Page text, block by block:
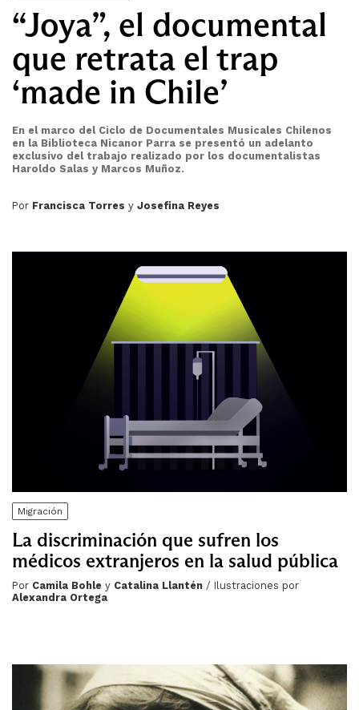
“Joya”, el documental
que retrata el trap
‘made in Chile’
En el marco del Ciclo de Documentales Musicales Chilenos
en la Biblioteca Nicanor Parra se presentó un adelanto
exclusivo del trabajo realizado por los documentalistas
Haroldo Salas y Marcos Muñoz.
Por Francisca Torres y Josefina Reyes
Migración
La discriminación que sufren los
médicos extranjeros en la salud pública
Por Camila Bohle y Catalina Llantén / Ilustraciones por
Alexandra Ortega